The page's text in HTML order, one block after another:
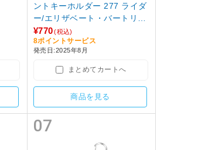
ントキーホルダー 277 ライダ
ー/エリザベート・バートリー
〔シンデレラ〕
¥770 (税込)
8ポイントサービス
発売日:2025年8月
まとめてカートへ
商品を見る
07